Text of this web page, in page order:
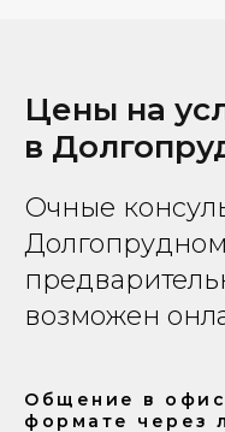
Цены на
в
Очные
возможен
Общение в
формате через